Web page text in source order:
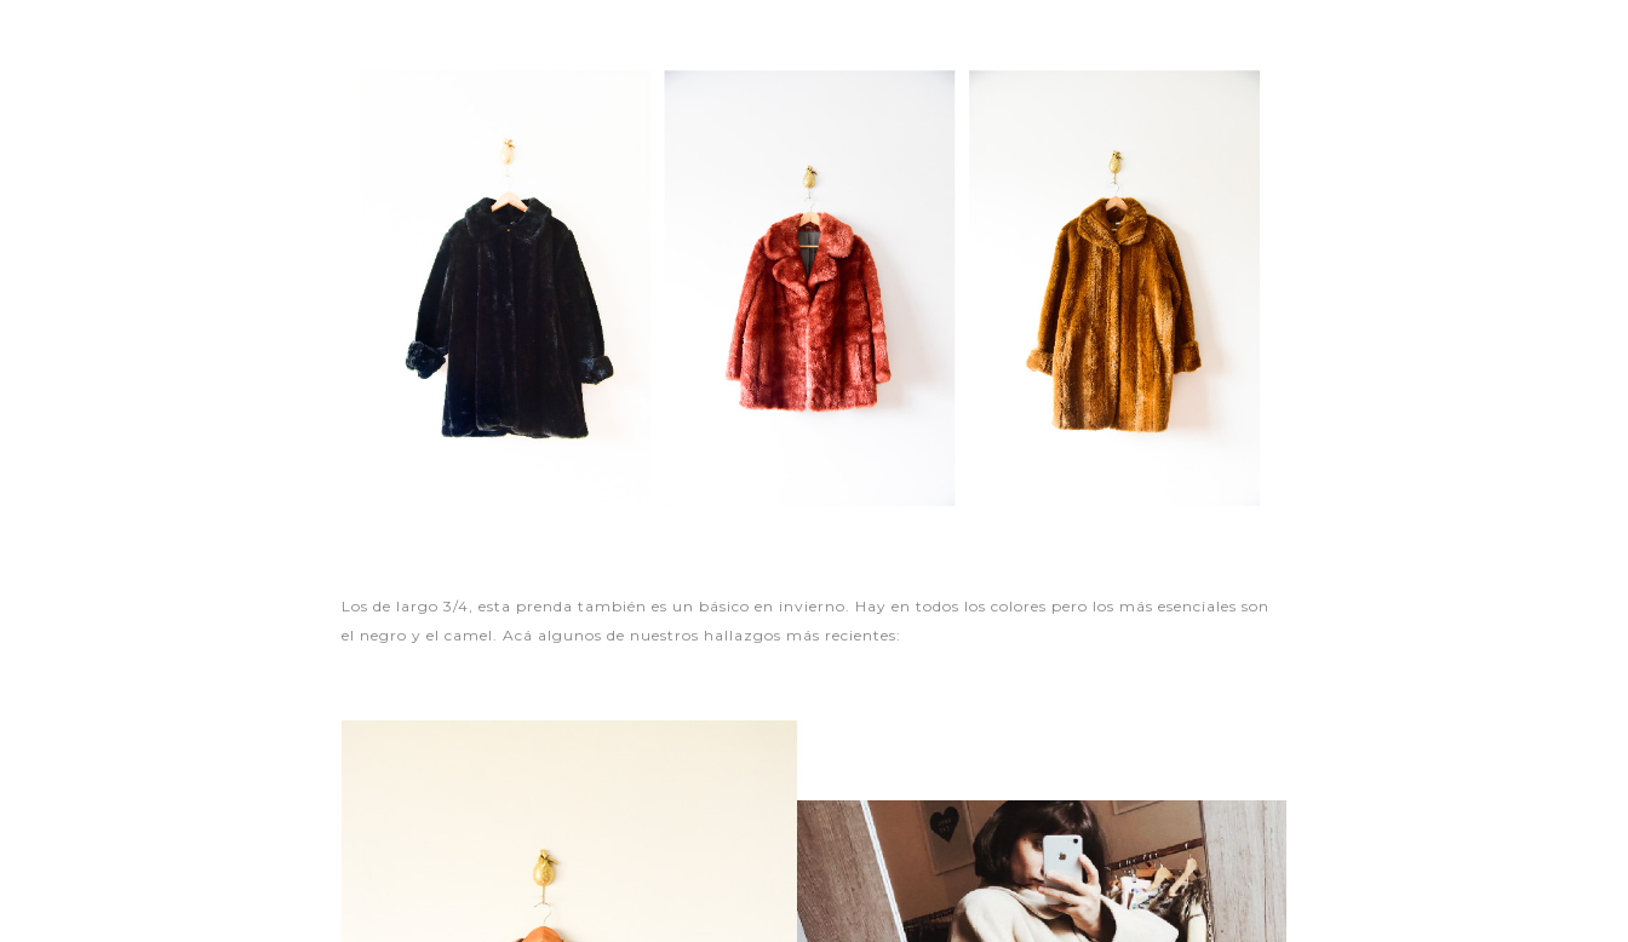
Los de largo 3/4, esta prenda también es un básico en invierno. Hay en todos los colores pero los más esenciales son
el negro y el camel. Acá algunos de nuestros hallazgos más recientes: